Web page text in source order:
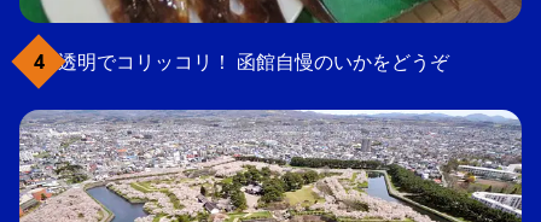
透明でコリッコリ！ 函館自慢のいかをどうぞ